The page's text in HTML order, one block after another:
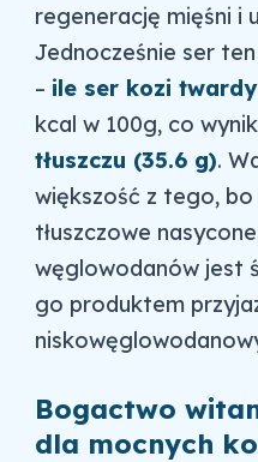
regenerację mięśni i
Jednocześnie ser
– ile ser kozi
kcal w 100g, co
tłuszczu (35.6 g).
większość z tego,
tłuszczowe
węglowodanów jest
go produktem
Bogactwo
dla mocnych